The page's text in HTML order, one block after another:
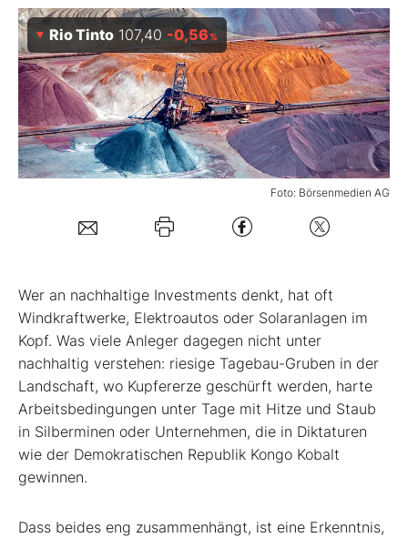
Experten
Mein B:O
Mein Konto
Foto: Börsenmedien AG
Rio Tinto 107,40 -0,56%
Wer an nachhaltige Investments denkt, hat oft
Windkraftwerke, Elektroautos oder Solaranlagen im
Kopf. Was viele Anleger dagegen nicht unter
nachhaltig verstehen: riesige Tagebau-Gruben in der
Landschaft, wo Kupfererze geschürft werden, harte
Arbeitsbedingungen unter Tage mit Hitze und Staub
in Silberminen oder Unternehmen, die in Diktaturen
wie der Demokratischen Republik Kongo Kobalt
gewinnen.
Dass beides eng zusammenhängt, ist eine Erkenntnis,